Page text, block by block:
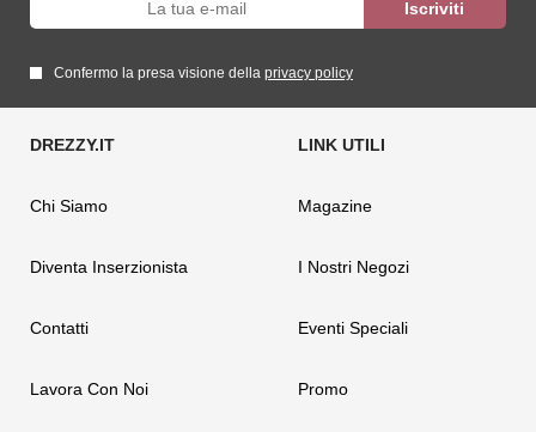
Confermo la presa visione della privacy policy
Chi Siamo
Diventa Inserzionista
Contatti
Lavora Con Noi
Magazine
I Nostri Negozi
Eventi Speciali
Promo